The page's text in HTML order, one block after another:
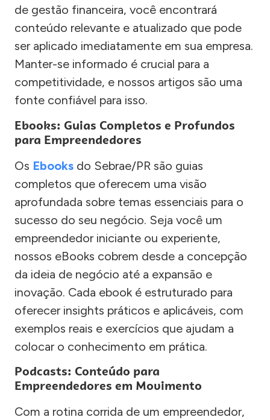
de gestão financeira, você encontrará
conteúdo relevante e atualizado que pode
ser aplicado imediatamente em sua empresa.
Manter-se informado é crucial para a
competitividade, e nossos artigos são uma
fonte confiável para isso.
Ebooks: Guias Completos e Profundos
para Empreendedores
Os Ebooks do Sebrae/PR são guias
completos que oferecem uma visão
aprofundada sobre temas essenciais para o
sucesso do seu negócio. Seja você um
empreendedor iniciante ou experiente,
nossos eBooks cobrem desde a concepção
da ideia de negócio até a expansão e
inovação. Cada ebook é estruturado para
oferecer insights práticos e aplicáveis, com
exemplos reais e exercícios que ajudam a
colocar o conhecimento em prática.
Podcasts: Conteúdo para
Empreendedores em Movimento
Com a rotina corrida de um empreendedor,